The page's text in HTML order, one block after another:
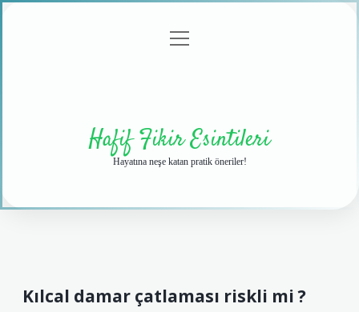
menüyü
Hafif Fikir Esintileri
Hayatına neşe katan pratik öneriler!
Kılcal damar çatlaması riskli mi ?